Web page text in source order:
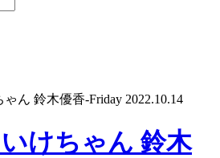
ん 鈴木優香-Friday 2022.10.14
けちゃん 鈴木